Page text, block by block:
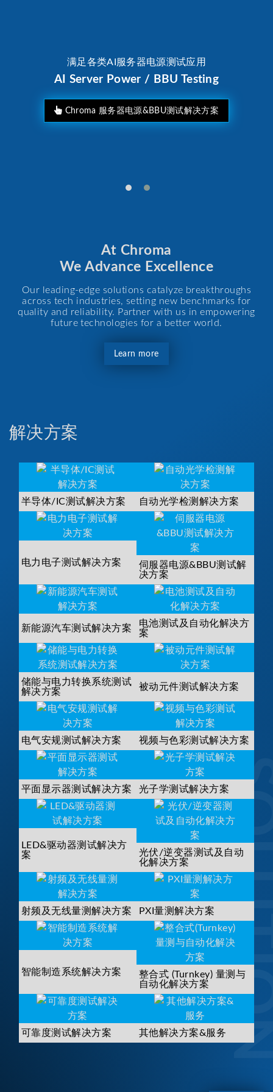
满足各类AI服务器电源测试应用
AI Server Power / BBU Testing
Chroma 服务器电源&BBU测试解决方案
At Chroma
We Advance Excellence
Our leading-edge solutions catalyze breakthroughs
across tech industries, setting new benchmarks for
quality and reliability. Partner with us in empowering
future technologies for a better world.
Learn more
解决方案
半导体/IC测试解决方案 自动光学检测解决方案
电力电子测试解决方案
伺服器电源&BBU测试解
决方案
新能源汽车测试解决方案
电池测试及自动化解决方
案
储能与电力转换系统测试
解决方案
被动元件测试解决方案
电气安规测试解决方案 视频与色彩测试解决方案
平面显示器测试解决方案 光子学测试解决方案
LED&驱动器测试解决方
案
光伏/逆变器测试及自动
化解决方案
射频及无线量测解决方案 PXI量测解决方案
智能制造系统解决方案
整合式 (Turnkey) 量测与
自动化解决方案
可靠度测试解决方案 其他解决方案&服务